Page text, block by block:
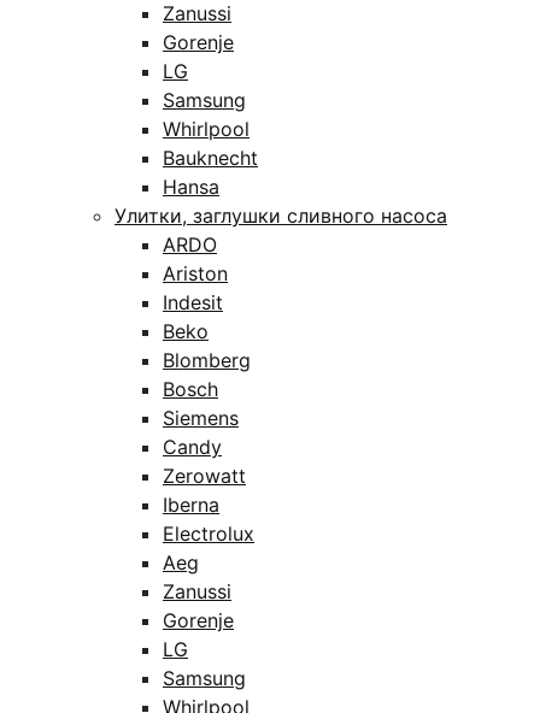
Zanussi
Gorenje
LG
Samsung
Whirlpool
Bauknecht
Hansa
Улитки, заглушки сливного насоса
ARDO
Ariston
Indesit
Beko
Blomberg
Bosch
Siemens
Candy
Zerowatt
Iberna
Electrolux
Aeg
Zanussi
Gorenje
LG
Samsung
Whirlpool